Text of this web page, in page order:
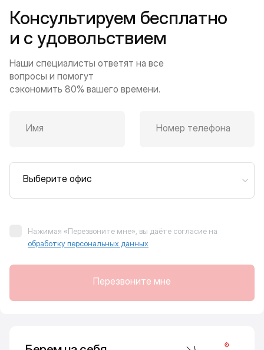
Консультируем бесплатно
и с удовольствием
Наши специалисты ответят на все
вопросы и помогут
сэкономить 80% вашего времени.
Имя Номер телефона
Выберите офис
Нажимая «Перезвоните мне», вы даёте согласие на
обработку персональных данных
Перезвоните мне